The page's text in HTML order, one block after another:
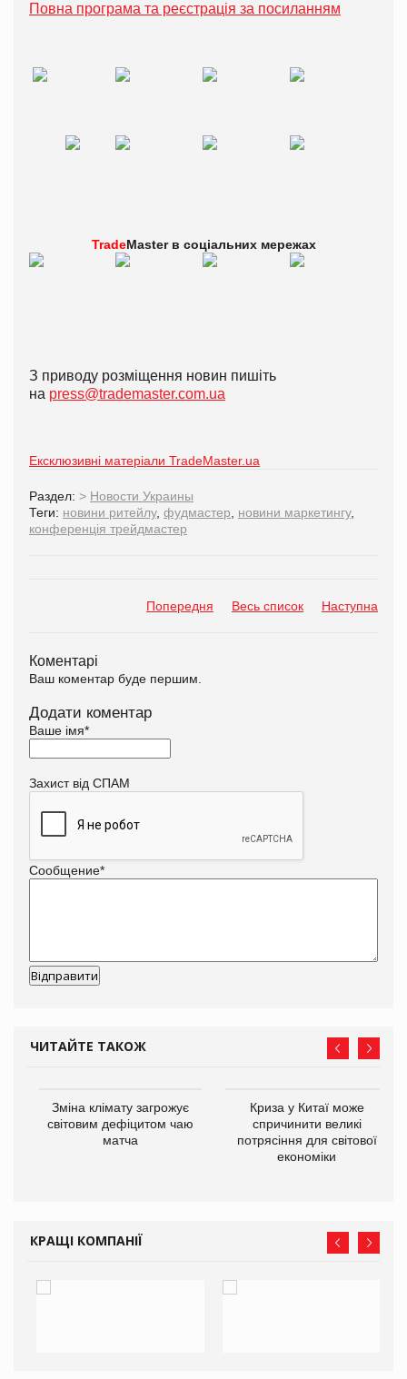
Повна програма та реєстрація за посиланням
TradeMaster в соціальних мережах
З приводу розміщення новин пишіть
на press@trademaster.com.ua
Ексклюзивні матеріали TradeMaster.ua
Раздел: > Новости Украины
Теги: новини ритейлу, фудмастер новини маркетингу,
конференція трейдмастер
Попередня Весь список Наступна
Коментарі
Ваш коментар буде першим.
Додати коментар
Ваше імя*
Захист від СПАМ
Сообщение*
ЧИТАЙТЕ ТАКОЖ
Зміна клімату загрожує
світовим дефіцитом чаю
матча
Криза у Китаї може
спричинити великі
потрясіння для світової
економіки
КРАЩІ КОМПАНІЇ